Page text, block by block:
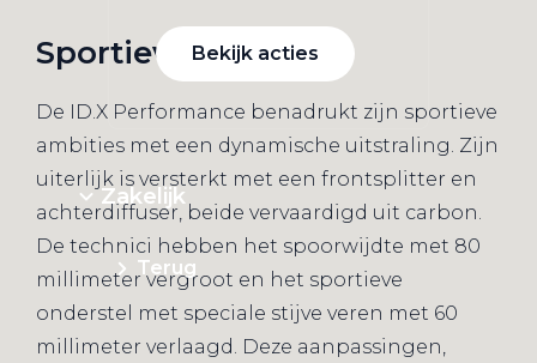
Bekijk acties
Zakelijk
Terug
Sportieve ambities
De ID.X Performance benadrukt zijn sportieve
ambities met een dynamische uitstraling. Zijn
uiterlijk is versterkt met een frontsplitter en
achterdiffuser, beide vervaardigd uit carbon.
De technici hebben het spoorwijdte met 80
millimeter vergroot en het sportieve
onderstel met speciale stijve veren met 60
millimeter verlaagd. Deze aanpassingen,